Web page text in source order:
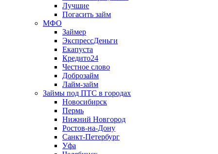
Лучшие
Погасить займ
МФО
Займер
ЭкспрессДеньги
Екапуста
Кредито24
Честное слово
Доброзайм
Лайм-займ
Займы под ПТС в городах
Новосибирск
Пермь
Нижний Новгород
Ростов-на-Дону
Санкт-Петербург
Уфа